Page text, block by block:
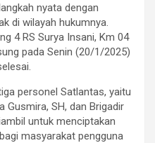
nyata dengan
di wilayah hukumnya.
4 RS Surya Insani, Km 04
pada Senin (20/1/2025)
personel Satlantas, yaitu
Gusmira, SH, dan Brigadir
untuk menciptakan
masyarakat pengguna